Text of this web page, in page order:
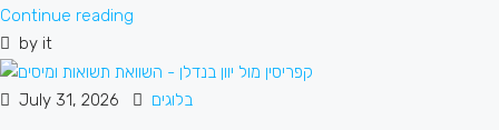
Continue reading
by it
July 31, 2026 בלוגים